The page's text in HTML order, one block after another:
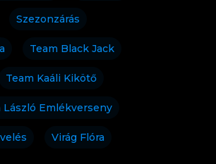
Szezonzárás
Team Black Jack
Team Kaáli Kikötő
László Emlékverseny
Virág Flóra